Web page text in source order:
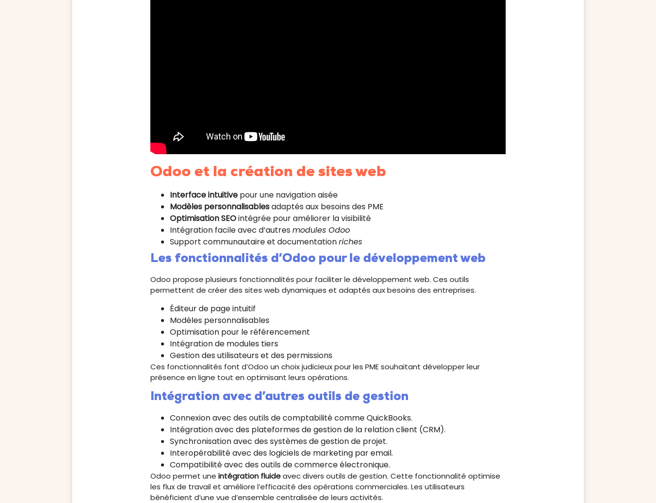
Odoo et la création de sites web
Interface intuitive pour une navigation aisée
Modèles personnalisablesadaptés aux besoins des PME
Optimisation SEOintégrée pour améliorer la visibilité
Intégration facile avec d’autresmodules Odoo
Support communautaire et documentationriches
Les fonctionnalités d’Odoo pour le développement web
Odoo propose plusieurs fonctionnalités pour faciliter le développement web. Ces outils
permettent de créer des sites web dynamiques et adaptés aux besoins des entreprises.
Éditeur de page intuitif
Modèles personnalisables
Optimisation pour le référencement
Intégration de modules tiers
Gestion des utilisateurs et des permissions
Ces fonctionnalités font d’Odoo un choix judicieux pour les PME souhaitant développer leur
présence en ligne tout en optimisant leurs opérations.
Intégration avec d’autres outils de gestion
Connexion avec des outils de comptabilité comme QuickBooks.
Intégration avec des plateformes de gestion de la relation client (CRM).
Synchronisation avec des systèmes de gestion de projet.
Interopérabilité avec des logiciels de marketing par email.
Compatibilité avec des outils de commerce électronique.
Odoo permet uneintégration fluideavec divers outils de gestion. Cette fonctionnalité optimise
les flux de travail et améliore l’efficacité des opérations commerciales. Les utilisateurs
bénéficient d’une vue d’ensemble centralisée de leurs activités.